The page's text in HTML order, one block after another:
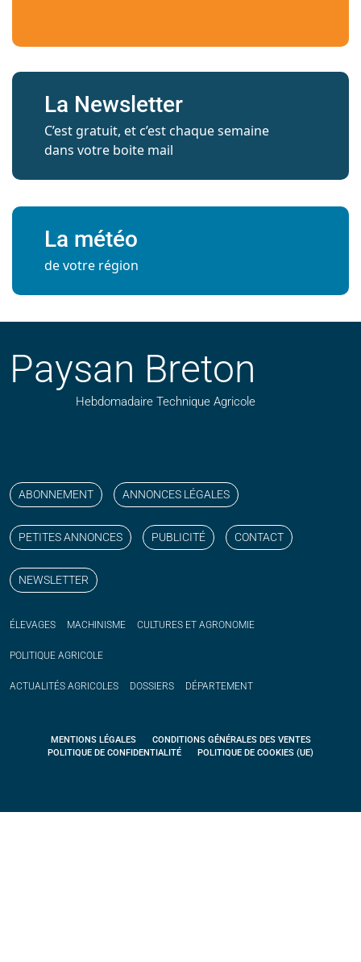
La Newsletter
C’est gratuit, et c’est chaque semaine
dans votre boite mail
La météo
de votre région
Paysan Breton
Hebdomadaire Technique Agricole
ABONNEMENT ANNONCES LÉGALES
PETITES ANNONCES PUBLICITÉ CONTACT
NEWSLETTER
ÉLEVAGES MACHINISME CULTURES ET AGRONOMIE
POLITIQUE AGRICOLE
ACTUALITÉS AGRICOLES DOSSIERS DÉPARTEMENT
MENTIONS LÉGALES
CONDITIONS GÉNÉRALES DES VENTES
POLITIQUE DE CONFIDENTIALITÉ
POLITIQUE DE COOKIES (UE)